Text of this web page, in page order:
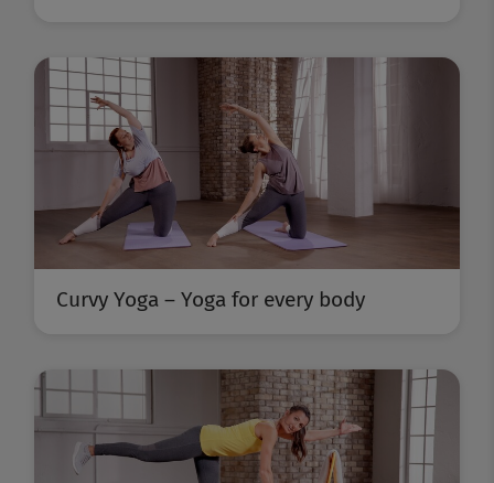
Curvy Yoga – Yoga for every body